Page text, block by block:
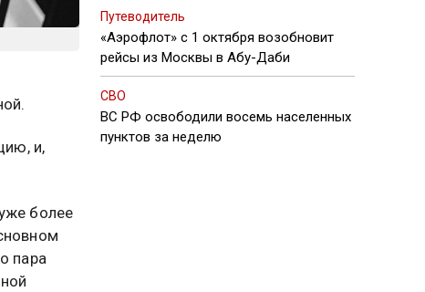
и,
более
пара
Путеводитель
«Аэрофлот» с 1 октября возобновит
рейсы из Москвы в Абу-Даби
СВО
ВС РФ освободили восемь населенных
пунктов за неделю